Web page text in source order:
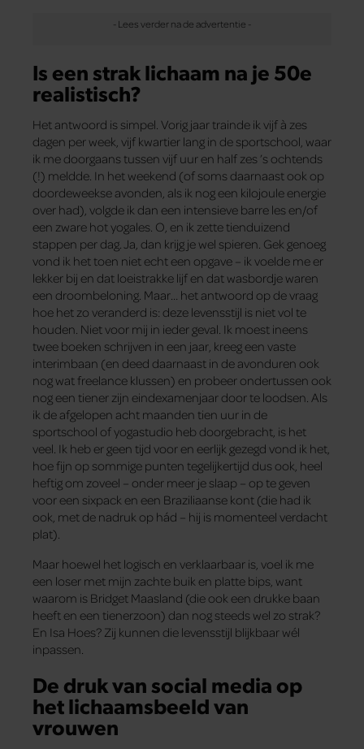
Is een strak lichaam na je 50e
realistisch?
Het antwoord is simpel. Vorig jaar trainde ik vijf à zes
dagen per week, vijf kwartier lang in de sportschool, waar
ik me doorgaans tussen vijf uur en half zes ’s ochtends
(!) meldde. In het weekend (of soms daarnaast ook op
doordeweekse avonden, als ik nog een kilojoule energie
over had), volgde ik dan een intensieve barre les en/of
een zware hot yogales. O, en ik zette tienduizend
stappen per dag. Ja, dan krijg je wel spieren. Gek genoeg
vond ik het toen niet echt een opgave – ik voelde me er
lekker bij en dat loeistrakke lijf en dat wasbordje waren
een droombeloning. Maar… het antwoord op de vraag
hoe het zo veranderd is: deze levensstijl is niet vol te
houden. Niet voor mij in ieder geval. Ik moest ineens
twee boeken schrijven in een jaar, kreeg een vaste
interimbaan (en deed daarnaast in de avonduren ook
nog wat freelance klussen) en probeer ondertussen ook
nog een tiener zijn eindexamenjaar door te loodsen. Als
ik de afgelopen acht maanden tien uur in de
sportschool of yogastudio heb doorgebracht, is het
veel. Ik heb er geen tijd voor en eerlijk gezegd vond ik het,
hoe fijn op sommige punten tegelijkertijd dus ook, heel
heftig om zoveel – onder meer je slaap – op te geven
voor een sixpack en een Braziliaanse kont (die had ik
ook, met de nadruk op hád – hij is momenteel verdacht
plat).
Maar hoewel het logisch en verklaarbaar is, voel ik me
een loser met mijn zachte buik en platte bips, want
waarom is Bridget Maasland (die ook een drukke baan
heeft en een tienerzoon) dan nog steeds wel zo strak?
En Isa Hoes? Zij kunnen die levensstijl blijkbaar wél
inpassen.
De druk van social media op
het lichaamsbeeld van
vrouwen